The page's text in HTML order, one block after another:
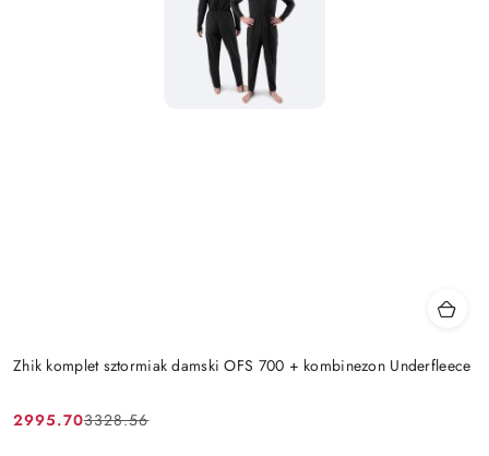
Zhik komplet sztormiak damski OFS 700 + kombinezon Underfleece
Cena
2995.70
Cena
3328.56